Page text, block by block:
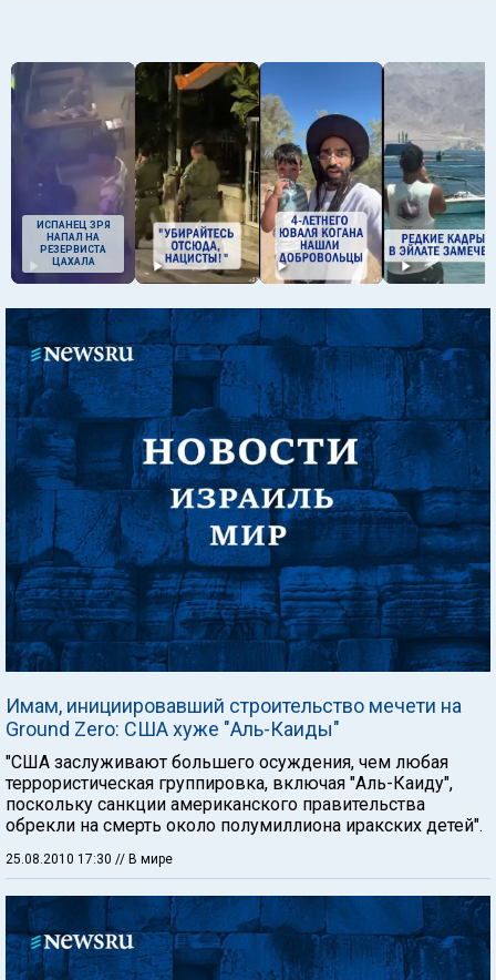
ИСПАНЕЦ ЗРЯ
НАПАЛ НА
РЕЗЕРВИСТА
ЦАХАЛА
Имам, инициировавший строительство мечети на
Ground Zero: США хуже "Аль-Каиды"
"США заслуживают большего осуждения, чем любая
террористическая группировка, включая "Аль-Каиду",
поскольку санкции американского правительства
обрекли на смерть около полумиллиона иракских детей".
25.08.2010 17:30 // В мире